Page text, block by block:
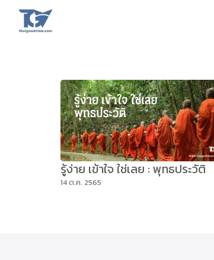
content
รู้ง่าย เข้าใจ ใช่เลย : พุทธประวัติ
14 ต.ค. 2565